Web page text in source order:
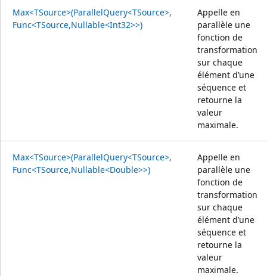
Max<TSource>(ParallelQuery<TSource>,
Func<TSource,Nullable<Int32>>)
Appelle en
parallèle une
fonction de
transformation
sur chaque
élément d’une
séquence et
retourne la
valeur
maximale.
Max<TSource>(ParallelQuery<TSource>,
Func<TSource,Nullable<Double>>)
Appelle en
parallèle une
fonction de
transformation
sur chaque
élément d’une
séquence et
retourne la
valeur
maximale.